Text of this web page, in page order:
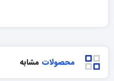
محصولات مشابه